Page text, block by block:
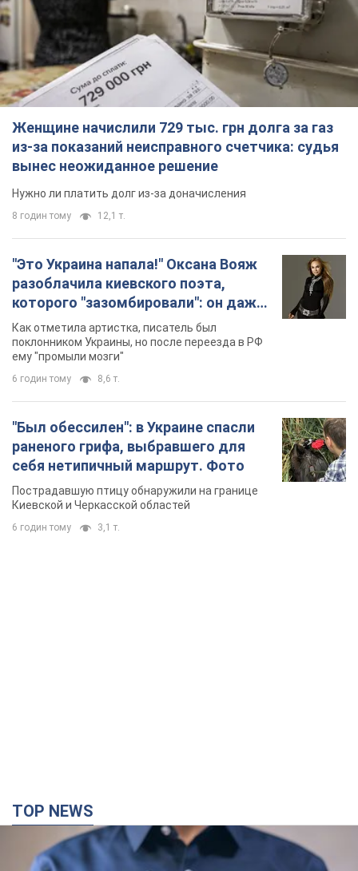
Женщине начислили 729 тыс. грн долга за газ
из-за показаний неисправного счетчика: судья
вынес неожиданное решение
Нужно ли платить долг из-за доначисления
8 годин тому 12,1 т.
"Это Украина напала!" Оксана Вояж
разоблачила киевского поэта,
которого "зазомбировали": он даже
русского не знал, а теперь хочет
геноцида украинцев
Как отметила артистка, писатель был
поклонником Украины, но после переезда в РФ
ему "промыли мозги"
6 годин тому 8,6 т.
"Был обессилен": в Украине спасли
раненого грифа, выбравшего для
себя нетипичный маршрут. Фото
Пострадавшую птицу обнаружили на границе
Киевской и Черкасской областей
6 годин тому 3,1 т.
TOP NEWS